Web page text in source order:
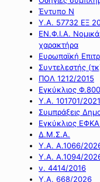
Έντυπο Ν
Υ.Α. 57732 ΕΞ
ΕΝ.Φ.Ι.Α.
χαρακτήρα
Ευρωπαϊκή
Συντελεστής
ΠΟΛ 1212/2015
Εγκύκλιος
Υ.Α. 101701/2021
Συμπράξεις
Εγκύκλιος
Δ.Μ.Σ.Α.
Υ.Α. Α.1066/
Υ.Α. Α.1094/
ν. 4414/2016
Y.A. 668/2026